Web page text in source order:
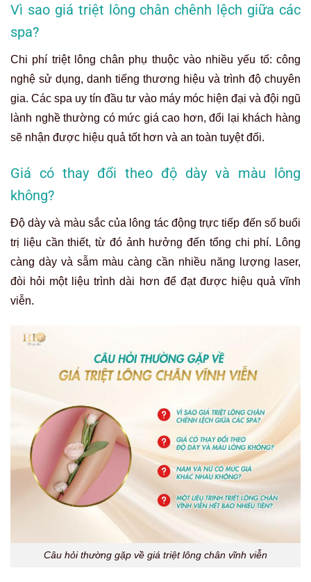
Vì sao giá triệt lông chân chênh lệch giữa các
spa?
Chi phí triệt lông chân phụ thuộc vào nhiều yếu tố: công
nghệ sử dụng, danh tiếng thương hiệu và trình độ chuyên
gia. Các spa uy tín đầu tư vào máy móc hiện đại và đội ngũ
lành nghề thường có mức giá cao hơn, đổi lại khách hàng
sẽ nhận được hiệu quả tốt hơn và an toàn tuyệt đối.
Giá có thay đổi theo độ dày và màu lông
không?
Độ dày và màu sắc của lông tác động trực tiếp đến số buổi
trị liệu cần thiết, từ đó ảnh hưởng đến tổng chi phí. Lông
càng dày và sẫm màu càng cần nhiều năng lượng laser,
đòi hỏi một liệu trình dài hơn để đạt được hiệu quả vĩnh
viễn.
Câu hỏi thường gặp về giá triệt lông chân vĩnh viễn